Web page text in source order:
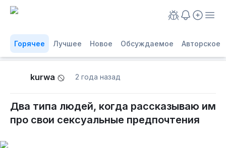
Горячее Лучшее Новое Обсуждаемое Авторское
kurwa 2 года назад
Два типа людей, когда рассказываю им
про свои сексуальные предпочтения